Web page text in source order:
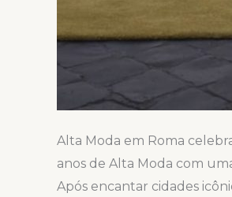
Alta Moda em Roma
anos de Alta Moda com
Após encantar cidades